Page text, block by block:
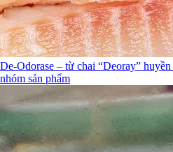
De-Odorase – từ chai “Deoray”
nhóm sản phẩm